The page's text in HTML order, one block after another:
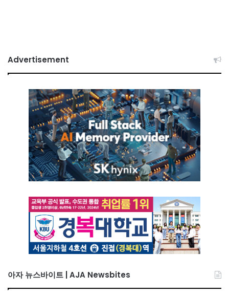
Advertisement
아자 뉴스바이트 | AJA Newsbites